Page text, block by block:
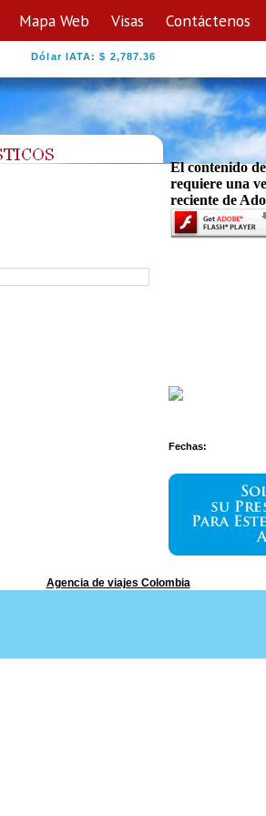
Mapa Web Visas Contáctenos
Dólar IATA: $ 2,787.36
El contenido
requiere una
reciente de
Fechas:
Agencia de viajes Colombia